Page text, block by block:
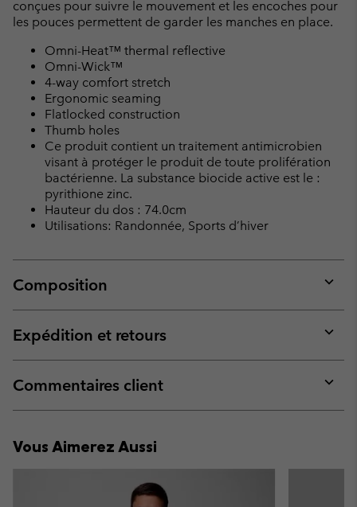
conçues pour suivre le mouvement et les encoches pour
les pouces permettent de garder les manches en place.
Omni-Heat™ thermal reflective
Omni-Wick™
4-way comfort stretch
Ergonomic seaming
Flatlocked construction
Thumb holes
Ce produit contient un traitement antimicrobien
visant à protéger le produit de toute prolifération
bactérienne. La substance biocide active est le :
pyrithione zinc.
Hauteur du dos : 74.0cm
Utilisations: Randonnée, Sports d’hiver
Composition
or
Expédition et retours
or
Commentaires client
or
Vous Aimerez Aussi